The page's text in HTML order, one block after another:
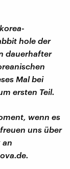
hole der
dauerhafter
Mal bei
ersten Teil.
wenn es
uns über
an